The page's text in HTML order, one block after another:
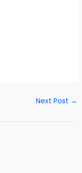
Next Post →